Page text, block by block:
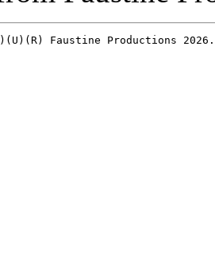
Faustine Productions 2026.